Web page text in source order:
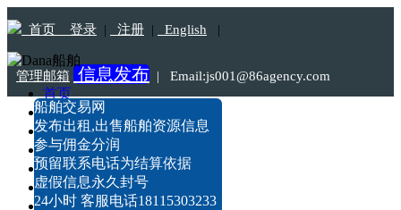
首页 登录 | 注册 | English |
管理邮箱 信息发布 | Email:js001@86agency.com
Tel:18115303233
首页
船舶转港·过户
船舶坞检·坞修·油漆
船价估算
船舶出售
船舶求购
船舶出租
船舶交易网
发布出租,出售船舶资源信息
参与佣金分润
预留联系电话为结算依据
虚假信息永久封号
24小时 客服电话18115303233